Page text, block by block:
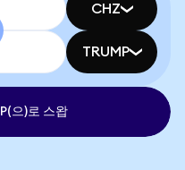
CHZ
TRUMP
으)로 스왑